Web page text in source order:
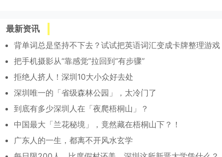
最新资讯
背单词总是坚持不下去？试试把英语词汇变成卡牌整理游戏
把手机摄影从“靠感觉”拉回到“有步骤”
拒绝人挤人！深圳10大小众好去处
深圳唯一的「省级森林公园」，太冷门了
到底有多少深圳人在「夜爬梧桐山」？
中国最大「兰花秘境」，竟然藏在梧桐山下？！
广东人的一生，都离不开风水玄学